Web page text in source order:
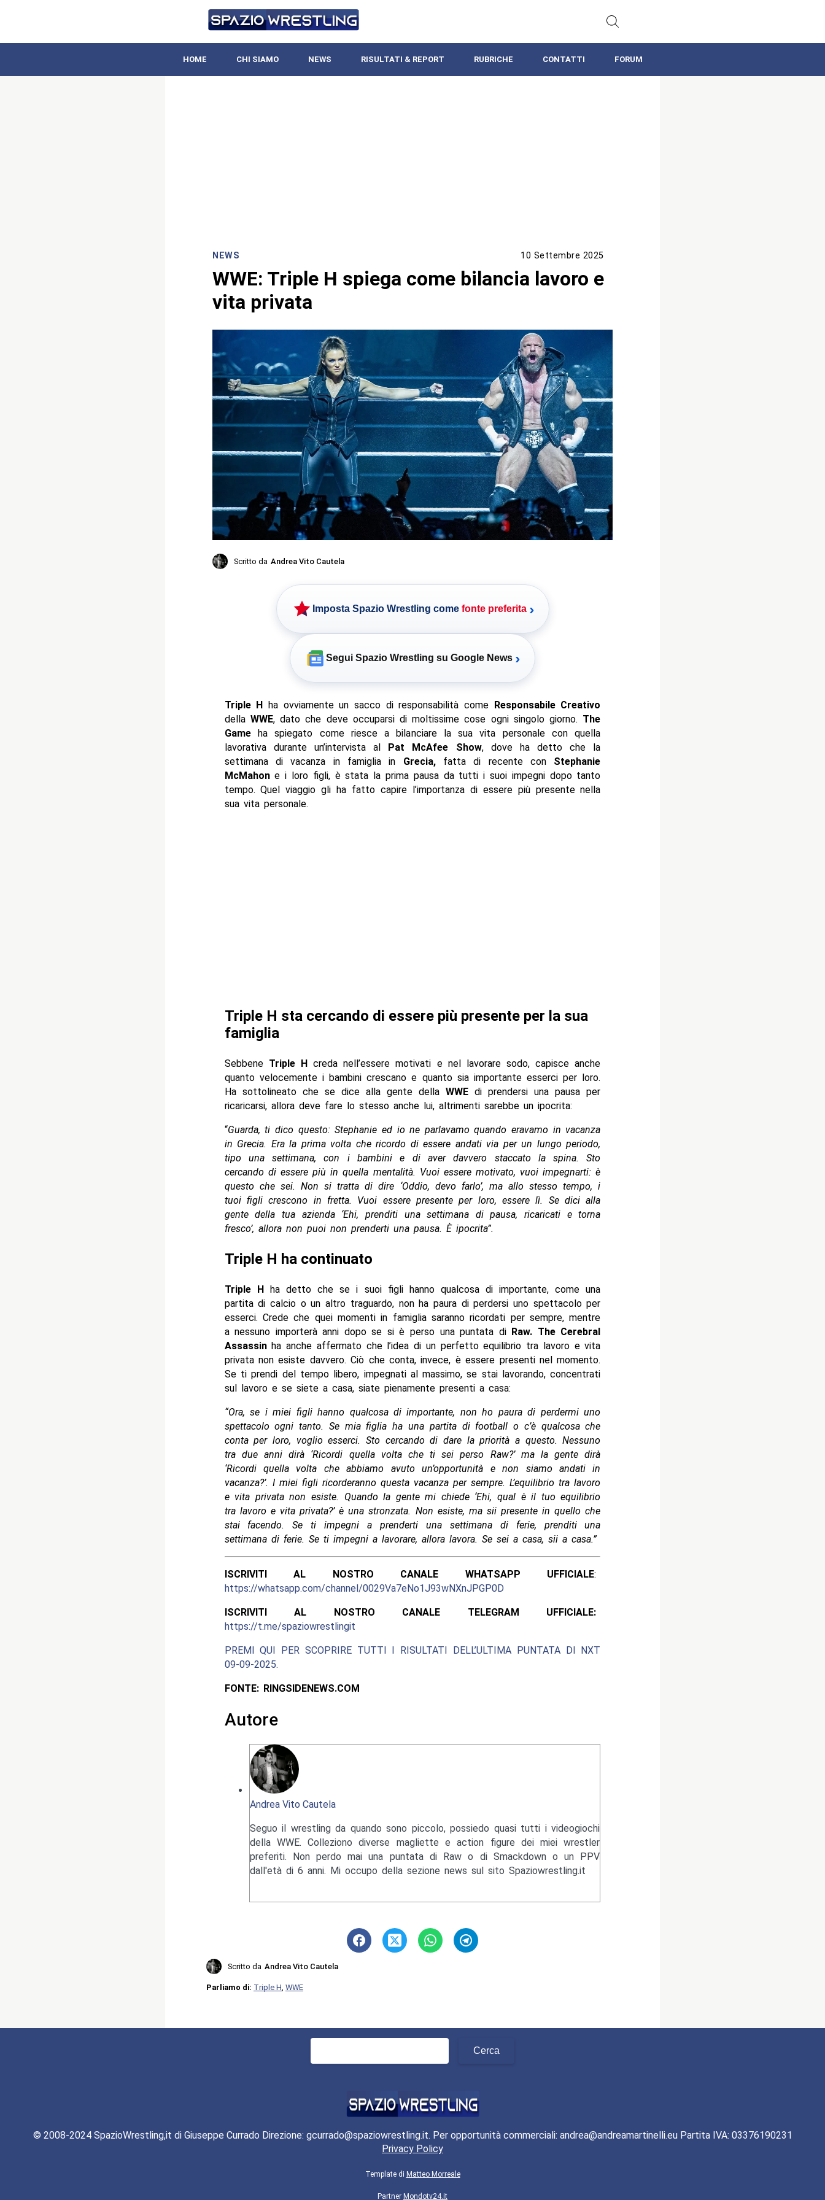
HOME CHI SIAMO NEWS RISULTATI & REPORT RUBRICHE CONTATTI FORUM
NEWS 10 Settembre 2025
WWE: Triple H spiega come bilancia lavoro e
vita privata
Scritto da Andrea Vito Cautela
Imposta Spazio Wrestling come fonte preferita ›
Segui Spazio Wrestling su Google News ›
Triple H ha ovviamente un sacco di responsabilità come Responsabile Creativo
della WWE, dato che deve occuparsi di moltissime cose ogni singolo giorno. The
Gameha spiegato come riesce a bilanciare la sua vita personale con quella
lavorativa durante un’intervista al Pat McAfee Show, dove ha detto che la
settimana di vacanza in famiglia in Grecia, fatta di recente con Stephanie
McMahone i loro figli, è stata la prima pausa da tutti i suoi impegni dopo tanto
tempo. Quel viaggio gli ha fatto capire l’importanza di essere più presente nella
sua vita personale.
Triple H sta cercando di essere più presente per la sua
famiglia
SebbeneTriple Hcreda nell’essere motivati ​​e nel lavorare sodo, capisce anche
quanto velocemente i bambini crescano e quanto sia importante esserci per loro.
Ha sottolineato che se dice alla gente dellaWWE di prendersi una pausa per
ricaricarsi, allora deve fare lo stesso anche lui, altrimenti sarebbe un ipocrita:
“Guarda, ti dico questo: Stephanie ed io ne parlavamo quando eravamo in vacanza
in Grecia. Era la prima volta che ricordo di essere andati via per un lungo periodo,
tipo una settimana, con i bambini e di aver davvero staccato la spina. Sto
cercando di essere più in quella mentalità. Vuoi essere motivato, vuoi impegnarti: è
questo che sei. Non si tratta di dire ‘Oddio, devo farlo’, ma allo stesso tempo, i
tuoi figli crescono in fretta. Vuoi essere presente per loro, essere lì. Se dici alla
gente della tua azienda ‘Ehi, prenditi una settimana di pausa, ricaricati e torna
fresco’, allora non puoi non prenderti una pausa. È ipocrita”.
Triple H ha continuato
Triple Hha detto che se i suoi figli hanno qualcosa di importante, come una
partita di calcio o un altro traguardo, non ha paura di perdersi uno spettacolo per
esserci. Crede che quei momenti in famiglia saranno ricordati per sempre, mentre
a nessuno importerà anni dopo se si è perso una puntata di Raw. The Cerebral
Assassinha anche affermato che l’idea di un perfetto equilibrio tra lavoro e vita
privata non esiste davvero. Ciò che conta, invece, è essere presenti nel momento.
Se ti prendi del tempo libero, impegnati al massimo, se stai lavorando, concentrati
sul lavoro e se siete a casa, siate pienamente presenti a casa:
“Ora, se i miei figli hanno qualcosa di importante, non ho paura di perdermi uno
spettacolo ogni tanto. Se mia figlia ha una partita di football o c’è qualcosa che
conta per loro, voglio esserci. Sto cercando di dare la priorità a questo. Nessuno
tra due anni dirà ‘Ricordi quella volta che ti sei perso Raw?’ ma la gente dirà
‘Ricordi quella volta che abbiamo avuto un’opportunità e non siamo andati in
vacanza?’. I miei figli ricorderanno questa vacanza per sempre. L’equilibrio tra lavoro
e vita privata non esiste. Quando la gente mi chiede ‘Ehi, qual è il tuo equilibrio
tra lavoro e vita privata?’ è una stronzata. Non esiste, ma sii presente in quello che
stai facendo. Se ti impegni a prenderti una settimana di ferie, prenditi una
settimana di ferie. Se ti impegni a lavorare, allora lavora. Se sei a casa, sii a casa.”
ISCRIVITI AL NOSTRO CANALE WHATSAPP UFFICIALE:
https://whatsapp.com/channel/0029Va7eNo1J93wNXnJPGP0D
ISCRIVITI AL NOSTRO CANALE TELEGRAM UFFICIALE:
https://t.me/spaziowrestlingit
PREMI QUI PER SCOPRIRE TUTTI I RISULTATI DELL’ULTIMA PUNTATA DI NXT
09-09-2025.
FONTE: RINGSIDENEWS.COM
Autore
Andrea Vito Cautela
Seguo il wrestling da quando sono piccolo, possiedo quasi tutti i videogiochi
della WWE. Colleziono diverse magliette e action figure dei miei wrestler
preferiti. Non perdo mai una puntata di Raw o di Smackdown o un PPV
dall'età di 6 anni. Mi occupo della sezione news sul sito Spaziowrestling.it
Scritto da Andrea Vito Cautela
Parliamo di: Triple H WWE
Ricerca
© 2008-2024 SpazioWrestling,it di Giuseppe Currado Direzione: gcurrado@spaziowrestling.it. Per opportunità commerciali: andrea@andreamartinelli.eu Partita IVA: 03376190231
Privacy Policy
Template di Matteo Morreale
Partner Mondotv24.it